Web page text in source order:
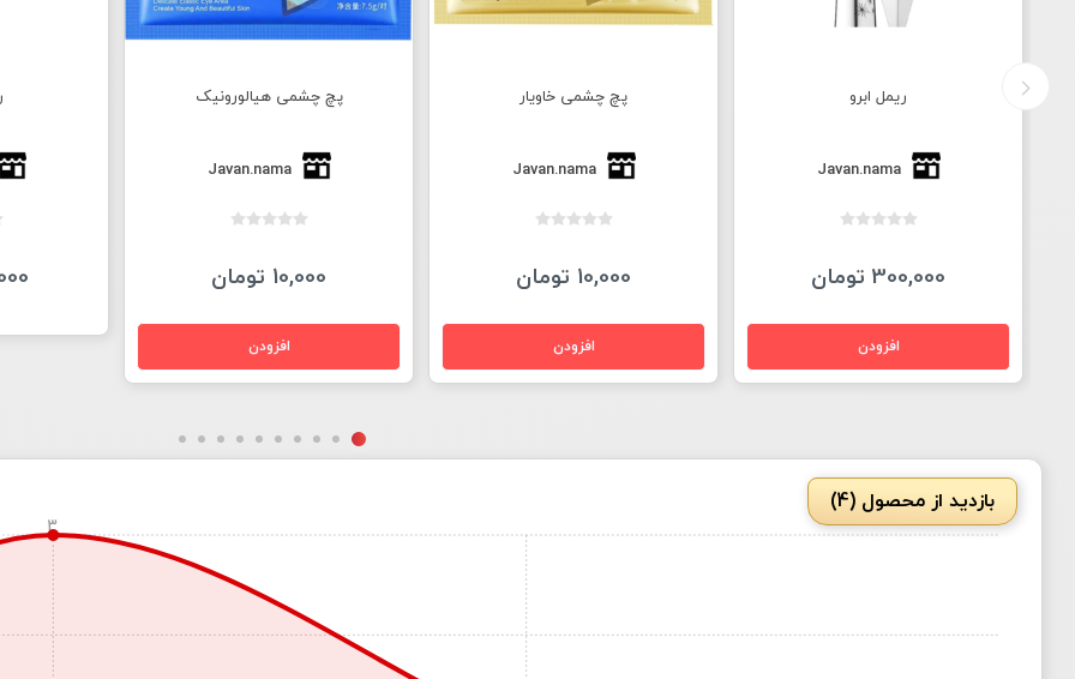
ریمل ابرو
Javan.nama
300,000 تومان
پچ چشمی خاویار
Javan.nama
10,000 تومان
پچ چشمی هیالورونیک
Javan.nama
10,000 تومان
بازدید از محصول (4)
3